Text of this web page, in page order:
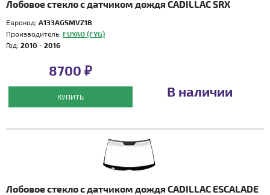
Лобовое стекло с датчиком дождя CADILLAC SRX
Еврокод: A133AGSMVZ1B
Производитель: FUYAO (FYG)
Год: 2010 - 2016
8700 ₽
КУПИТЬ В наличии
Лобовое стекло с датчиком дождя CADILLAC ESCALADE